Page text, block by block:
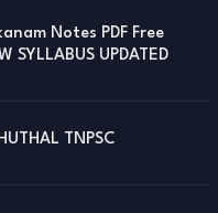
Notes PDF Free
UPDATED
TNPSC